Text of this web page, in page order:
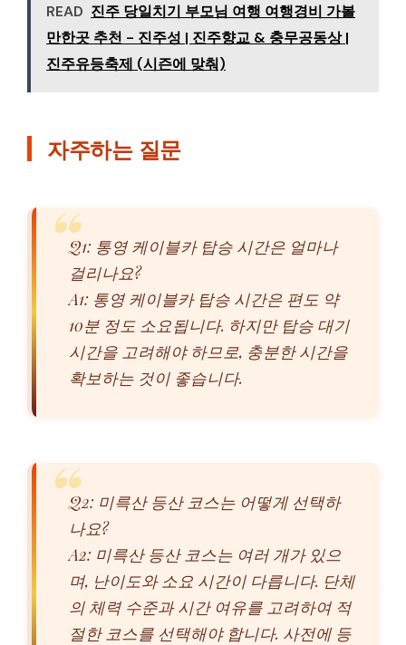
READ 진주 당일치기 부모님 여행 여행경비 가볼
만한곳 추천 - 진주성 | 진주향교 & 충무공동상 |
진주유등축제 (시즌에 맞춰)
자주하는 질문
Q1: 통영 케이블카 탑승 시간은 얼마나
걸리나요?
A1: 통영 케이블카 탑승 시간은 편도 약
10분 정도 소요됩니다. 하지만 탑승 대기
시간을 고려해야 하므로, 충분한 시간을
확보하는 것이 좋습니다.
Q2: 미륵산 등산 코스는 어떻게 선택하
나요?
A2: 미륵산 등산 코스는 여러 개가 있으
며, 난이도와 소요 시간이 다릅니다. 단체
의 체력 수준과 시간 여유를 고려하여 적
절한 코스를 선택해야 합니다. 사전에 등